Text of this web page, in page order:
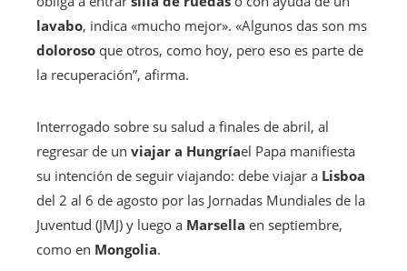
lavabo, indica «mucho mejor». «Algunos das son ms
doloroso que otros, como hoy, pero eso es parte de
la recuperación”, afirma.
Interrogado sobre su salud a finales de abril, al
regresar de un viajar a Hungríael Papa manifiesta
su intención de seguir viajando: debe viajar a Lisboa
del 2 al 6 de agosto por las Jornadas Mundiales de la
Juventud (JMJ) y luego a Marsella en septiembre,
como en Mongolia.